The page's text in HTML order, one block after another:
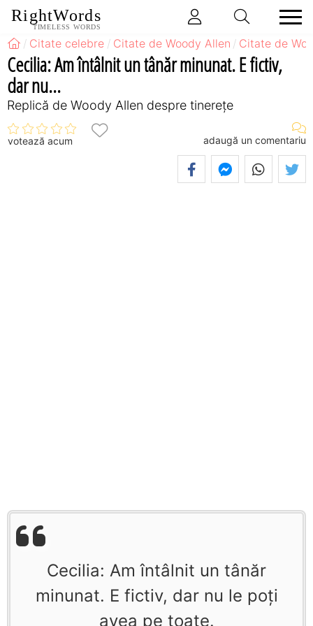
RightWords
TIMELESS WORDS
Citate celebre Citate de Woody Allen Citate de
Cecilia: Am întâlnit un tânăr minunat. E fictiv,
dar nu...
Replică de Woody Allen despre tinerețe
votează acum adaugă un comentariu
Cecilia: Am întâlnit un tânăr
minunat. E fictiv, dar nu le poţi
avea pe toate.